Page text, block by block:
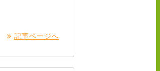
記事ページへ